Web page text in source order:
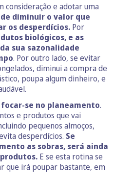
consideração e adotar uma
diminuir o valor que
os desperdícios. Por
biológicos, e as
sua sazonalidade
. Por outro lado, se evitar
diminui a compra de
poupa algum dinheiro, e
se no planeamento.
e produtos que vai
pequenos almoços,
desperdícios. Se
as sobras, será ainda
E se esta rotina se
que irá poupar bastante, em